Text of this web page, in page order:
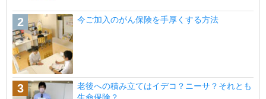
今ご加入のがん保険を手厚くする方法
老後への積み立てはイデコ？ニーサ？それとも